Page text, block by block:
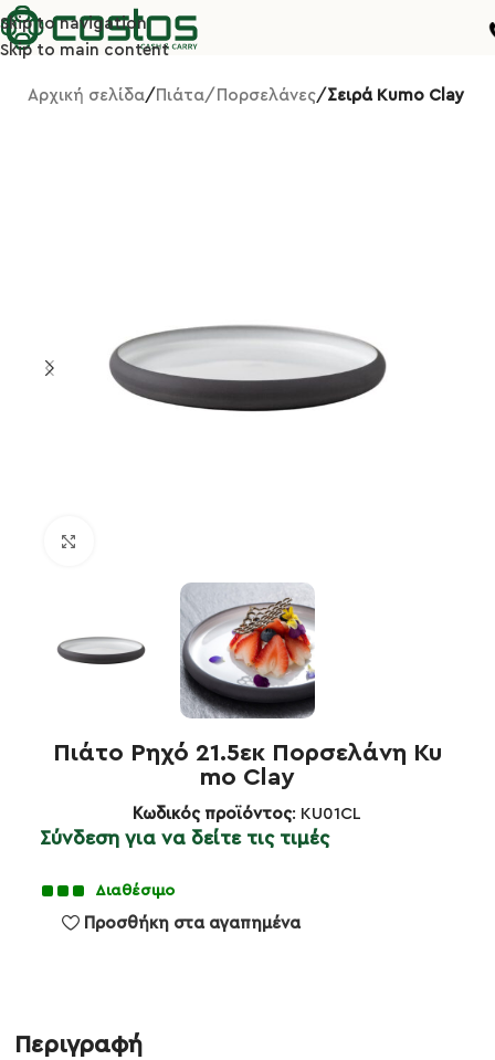
Skip to navigation
Skip to main content
Αρχική σελίδα Πιάτα/Πορσελάνες Σειρά Kumo Clay
Πιάτο Ρηχό 21.5εκ Πορσελάνη Ku
mo Clay
Κωδικός προϊόντος: KU01CL
Σύνδεση για να δείτε τις τιμές
Διαθέσιμο
Προσθήκη στα αγαπημένα
Περιγραφή